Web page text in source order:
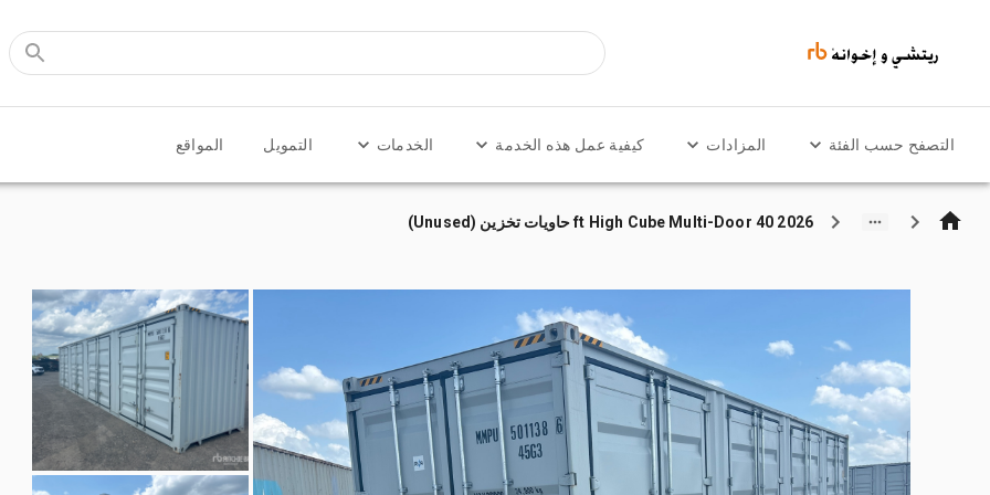
التصفح حسب الفئة المزادات كيفية عمل هذه الخدمة الخدمات التمويل المواقع
2026 40 ft High Cube Multi-Door حاويات تخزين (Unused)